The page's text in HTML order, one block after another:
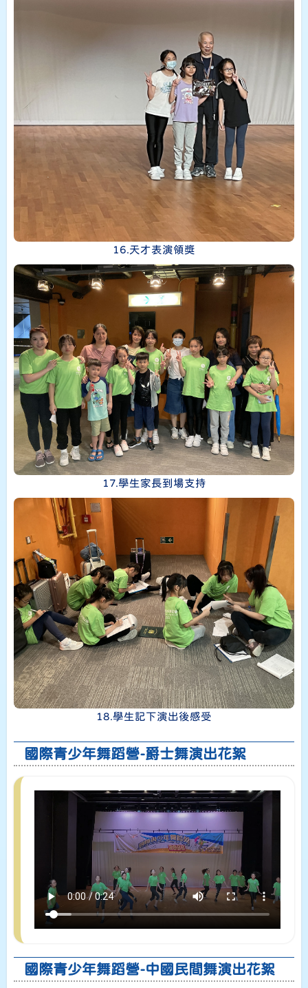
16.天才表演領獎
17.學生家長到場支持
18.學生記下演出後感受
國際青少年舞蹈營-爵士舞演出花絮
國際青少年舞蹈營-中國民間舞演出花絮